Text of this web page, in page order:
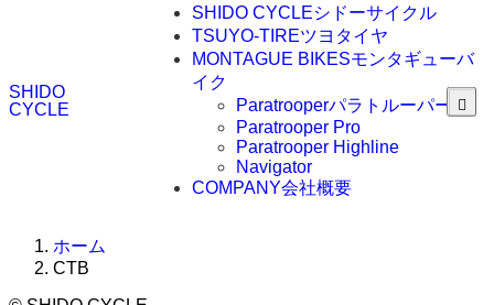
SHIDO
CYCLE
SHIDO CYCLEシドーサイクル
TSUYO-TIREツヨタイヤ
MONTAGUE BIKESモンタギューバ
イク
Paratrooperパラトルーパー
Paratrooper Pro
Paratrooper Highline
Navigator
COMPANY会社概要
ホーム
CTB